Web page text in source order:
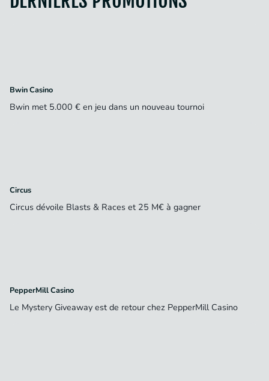
Bwin Casino
Bwin met 5.000 € en jeu dans un nouveau tournoi
Circus
Circus dévoile Blasts & Races et 25 M€ à gagner
PepperMill Casino
Le Mystery Giveaway est de retour chez PepperMill Casino